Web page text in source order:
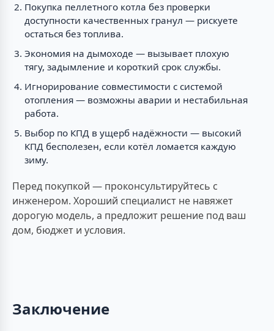
Покупка пеллетного котла без проверки
доступности качественных гранул — рискуете
остаться без топлива.
Экономия на дымоходе — вызывает плохую
тягу, задымление и короткий срок службы.
Игнорирование совместимости с системой
отопления — возможны аварии и нестабильная
работа.
Выбор по КПД в ущерб надёжности — высокий
КПД бесполезен, если котёл ломается каждую
зиму.
Перед покупкой — проконсультируйтесь с
инженером. Хороший специалист не навяжет
дорогую модель, а предложит решение под ваш
дом, бюджет и условия.
Заключение